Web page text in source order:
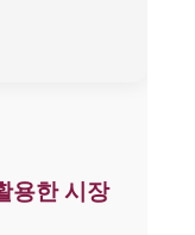
용한 시장